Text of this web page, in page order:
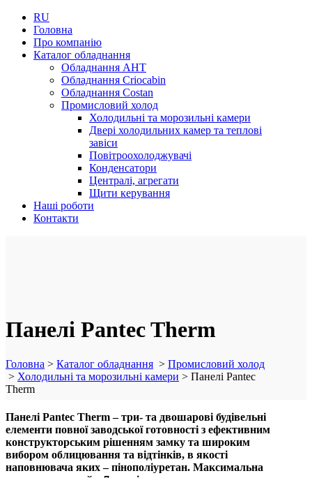
RU
Головна
Про компанію
Каталог обладнання
Обладнання AHT
Обладнання Criocabin
Обладнання Costan
Промисловий холод
Холодильні та морозильні камери
Двері холодильних камер та теплові
завіси
Повітроохолоджувачі
Конденсатори
Централі, агрегати
Щити керування
Наші роботи
Контакти
Панелі Pantec Therm
Головна > Каталог обладнання > Промисловий холод
> Холодильні та морозильні камери > Панелі Pantec
Therm
Панелі Pantec Therm – три- та двошарові будівельні
елементи повної заводської готовності з ефективним
конструкторським рішенням замку та широким
вибором облицювання та відтінків, в якості
наповнювача яких – пінополіуретан. Максимальна